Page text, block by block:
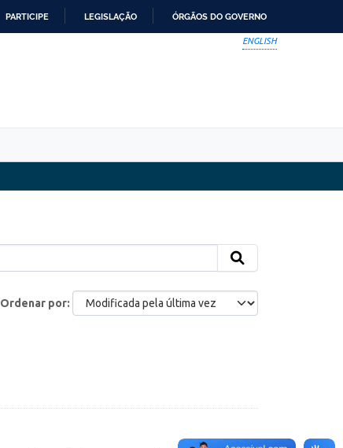
PARTICIPE LEGISLAÇÃO ÓRGÃOS DO GOVERNO
ENGLISH
Ordenar por